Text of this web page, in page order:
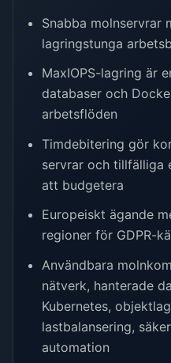
Snabba molnservrar
lagringstunga
MaxIOPS-lagring är
databaser och
arbetsflöden
Timdebitering gör
servrar och tillfälliga
att budgetera
Europeiskt ägande
regioner för GDPR-
Användbara
nätverk, hanterade
Kubernetes,
lastbalansering,
automation